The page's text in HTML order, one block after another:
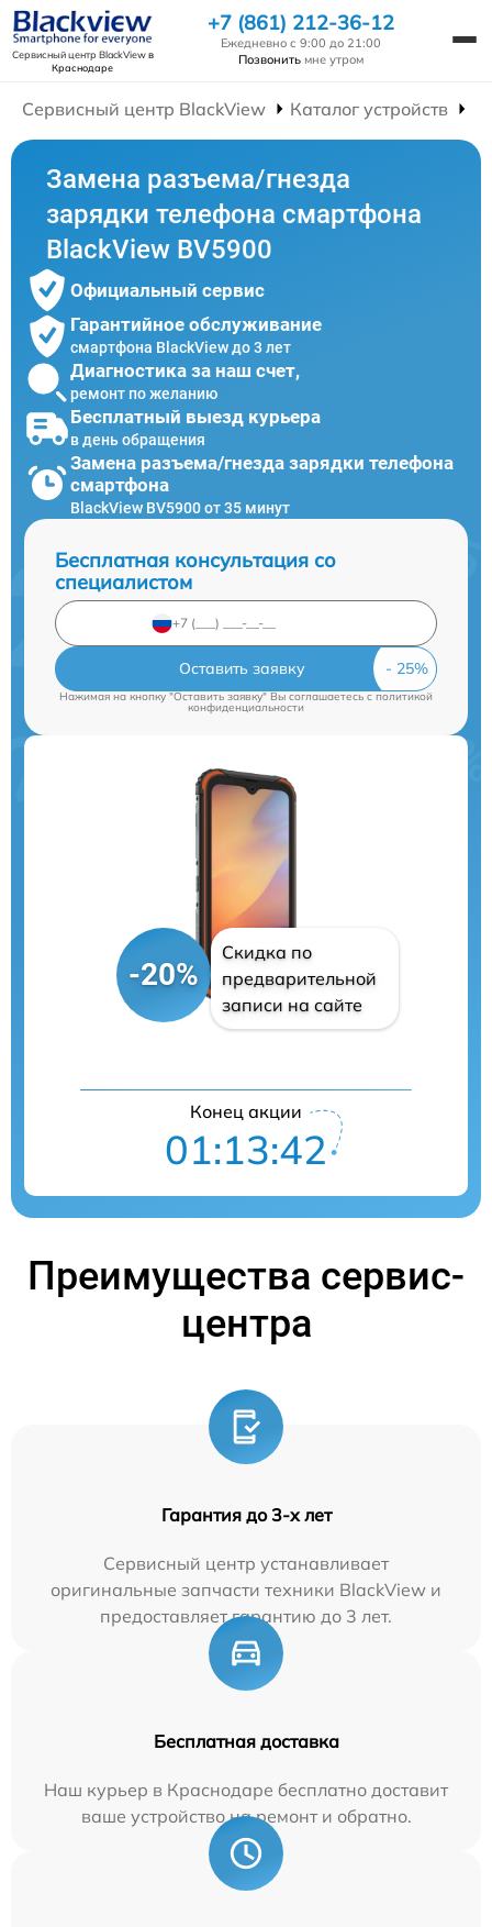
Сервисный центр BlackViewв
Краснодаре
+7 (861) 212-36-12
Ежедневно с 9:00 до 21:00
Позвонить мне утром
Сервисный центр BlackView Каталог устройств
Замена разъема/гнезда
зарядки телефона смартфона
BlackView BV5900
Официальный сервис
Гарантийное обслуживание
смартфона BlackView до 3 лет
Диагностика за наш счет,
ремонт по желанию
Бесплатный выезд курьера
в день обращения
Замена разъема/гнезда зарядки телефона
смартфона
BlackView BV5900 от 35 минут
Бесплатная консультация со
специалистом
Оставить заявку
Нажимая на кнопку "Оставить заявку" Вы соглашаетесь cполитикой
конфиденциальности
-20%
Скидка по
предварительной
записи на сайте
Конец акции
01:13:42
Преимущества сервис-
центра
Гарантия до 3-х лет
Сервисный центр устанавливает
оригинальные запчасти техники BlackView и
предоставляет гарантию до 3 лет.
Бесплатная доставка
Наш курьер в Краснодаре бесплатно доставит
ваше устройство на ремонт и обратно.